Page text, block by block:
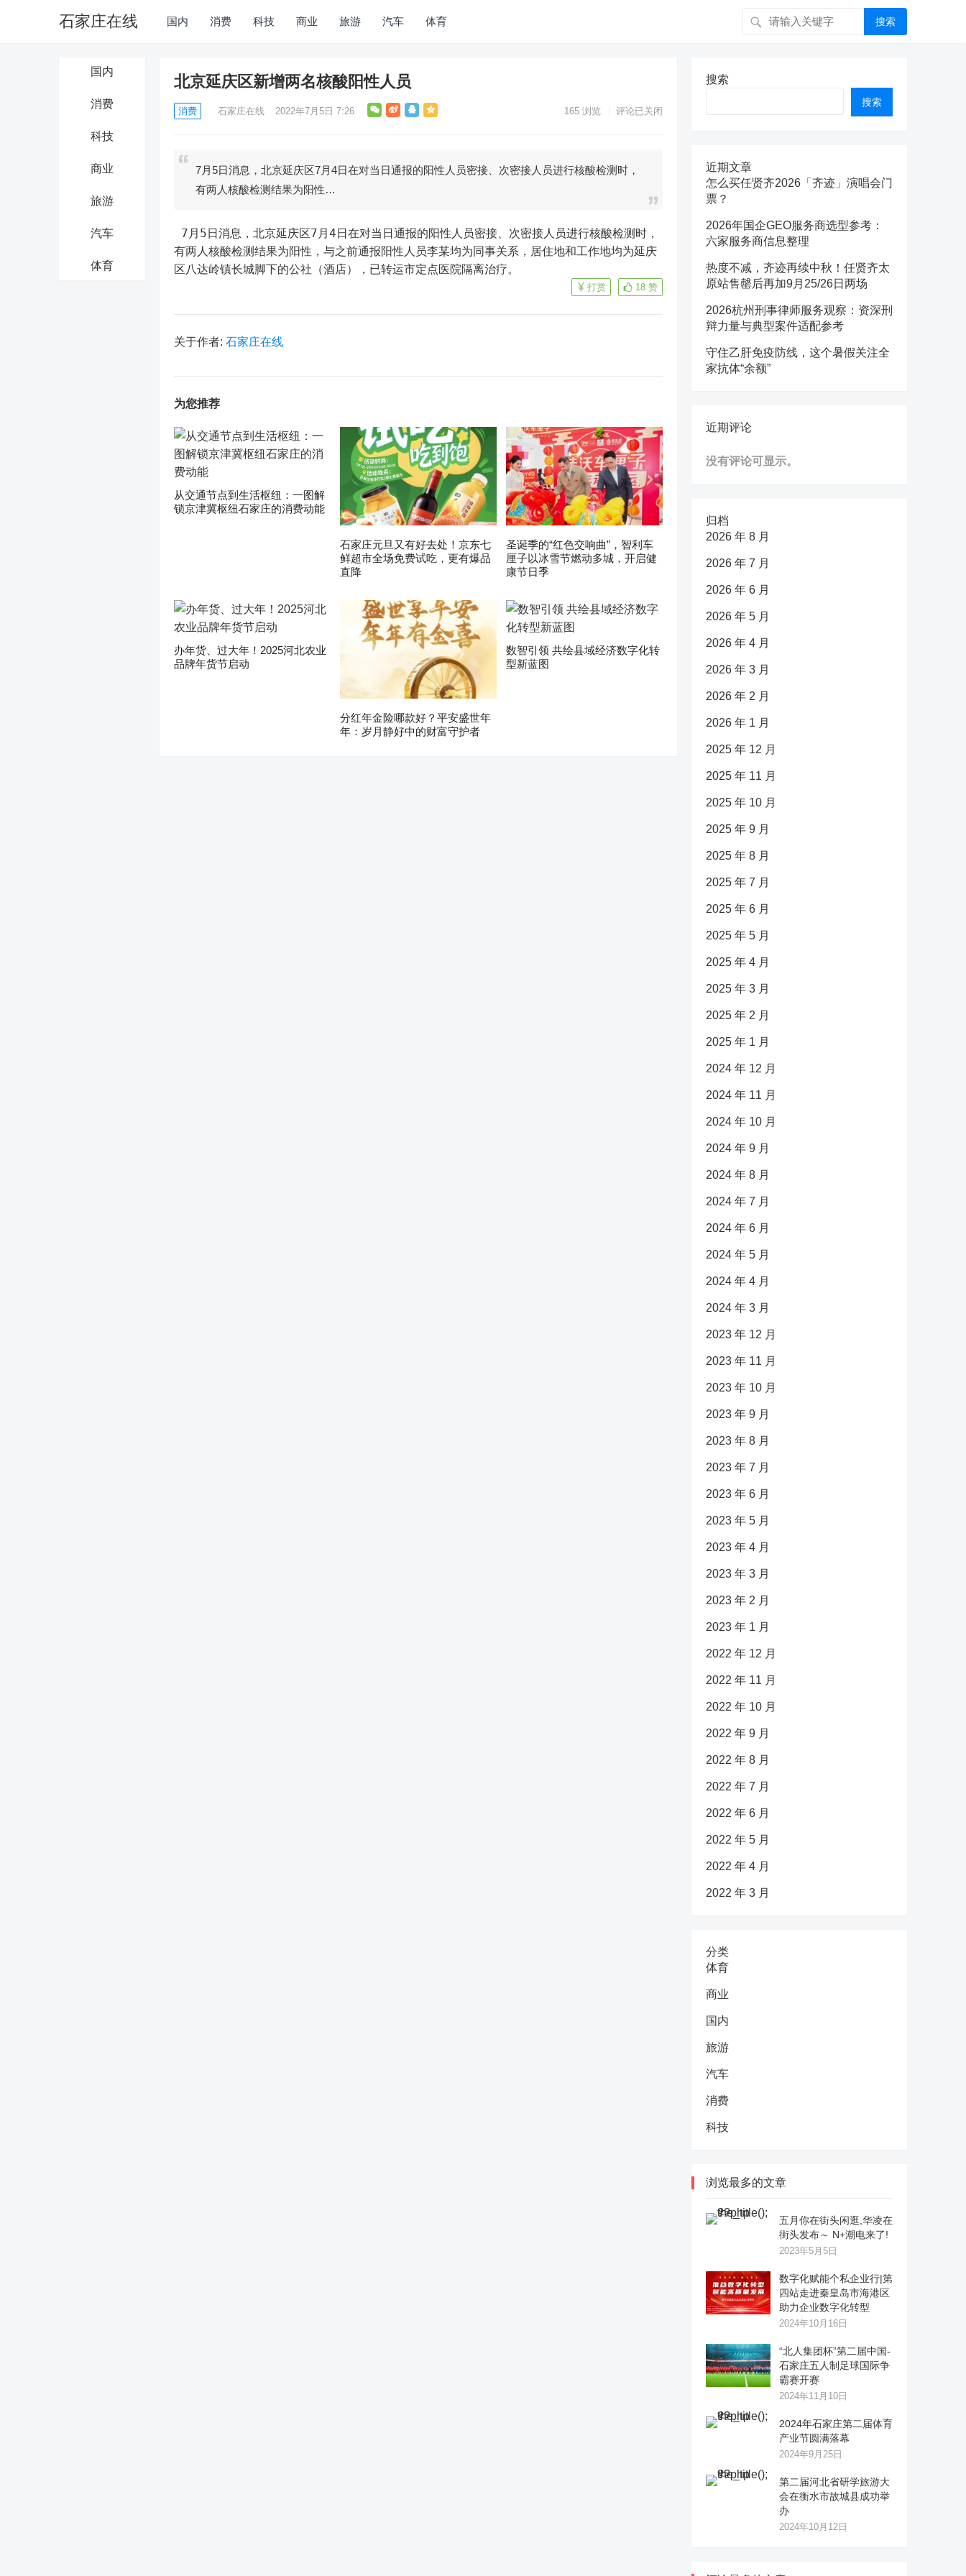
石家庄在线 国内 消费 科技 商业 旅游 汽车 体育 搜索
国内
消费
科技
商业
旅游
汽车
体育
北京延庆区新增两名核酸阳性人员
消费 石家庄在线 2022年7月5日 7:26 165 浏览 评论已关闭
7月5日消息，北京延庆区7月4日在对当日通报的阳性人员密接、次密接人员进行核酸检测时，
有两人核酸检测结果为阳性…
有两人核酸检测结果为阳性，与之前通报阳性人员李某均为同事关系，居住地和工作地均为延庆
区八达岭镇长城脚下的公社（酒店），已转运市定点医院隔离治疗。
18 赞
打赏
关于作者: 石家庄在线
为您推荐
从交通节点到生活枢纽：一图解
锁京津冀枢纽石家庄的消费动能
石家庄元旦又有好去处！京东七
鲜超市全场免费试吃，更有爆品
直降
圣诞季的“红色交响曲”，智利车
厘子以冰雪节燃动多城，开启健
康节日季
办年货、过大年！2025河北农业
品牌年货节启动
分红年金险哪款好？平安盛世年
年：岁月静好中的财富守护者
数智引领 共绘县域经济数字化转
型新蓝图
搜索
搜索
近期文章
怎么买任贤齐2026「齐迹」演唱会门
票？
2026年国企GEO服务商选型参考：
六家服务商信息整理
热度不减，齐迹再续中秋！任贤齐太
原站售罄后再加9月25/26日两场
2026杭州刑事律师服务观察：资深刑
辩力量与典型案件适配参考
守住乙肝免疫防线，这个暑假关注全
家抗体“余额”
近期评论
没有评论可显示。
归档
2026 年 8 月
2026 年 7 月
2026 年 6 月
2026 年 5 月
2026 年 4 月
2026 年 3 月
2026 年 2 月
2026 年 1 月
2025 年 12 月
2025 年 11 月
2025 年 10 月
2025 年 9 月
2025 年 8 月
2025 年 7 月
2025 年 6 月
2025 年 5 月
2025 年 4 月
2025 年 3 月
2025 年 2 月
2025 年 1 月
2024 年 12 月
2024 年 11 月
2024 年 10 月
2024 年 9 月
2024 年 8 月
2024 年 7 月
2024 年 6 月
2024 年 5 月
2024 年 4 月
2024 年 3 月
2023 年 12 月
2023 年 11 月
2023 年 10 月
2023 年 9 月
2023 年 8 月
2023 年 7 月
2023 年 6 月
2023 年 5 月
2023 年 4 月
2023 年 3 月
2023 年 2 月
2023 年 1 月
2022 年 12 月
2022 年 11 月
2022 年 10 月
2022 年 9 月
2022 年 8 月
2022 年 7 月
2022 年 6 月
2022 年 5 月
2022 年 4 月
2022 年 3 月
分类
体育
商业
国内
旅游
汽车
消费
科技
浏览最多的文章
五月你在街头闲逛,华凌在
街头发布～ N+潮电来了!
2023年5月5日
数字化赋能个私企业行|第
四站走进秦皇岛市海港区
助力企业数字化转型
2024年10月16日
“北人集团杯”第二届中国-
石家庄五人制足球国际争
霸赛开赛
2024年11月10日
2024年石家庄第二届体育
产业节圆满落幕
2024年9月25日
第二届河北省研学旅游大
会在衡水市故城县成功举
办
2024年10月12日